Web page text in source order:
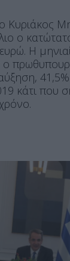
Κυριάκος
ο
Η
κάτι που